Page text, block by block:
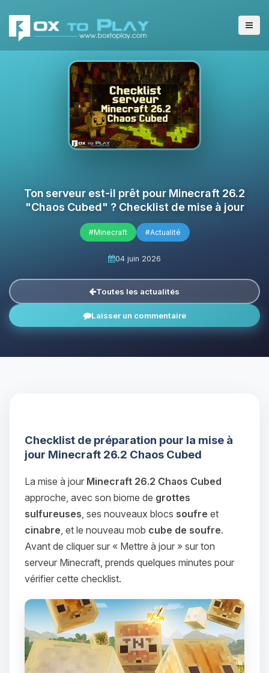
Ton serveur est-il prêt pour Minecraft 26.2
"Chaos Cubed" ? Checklist de mise à jour
#Minecraft #Actualité
04 juin 2026
Toutes les actualités
Laisser un commentaire
Checklist de préparation pour la mise à
jour Minecraft 26.2 Chaos Cubed
La mise à jour Minecraft 26.2 Chaos Cubed
approche, avec son biome de grottes
sulfureuses, ses nouveaux blocs soufre et
cinabre, et le nouveau mob cube de soufre.
Avant de cliquer sur « Mettre à jour » sur ton
serveur Minecraft, prends quelques minutes pour
vérifier cette checklist.